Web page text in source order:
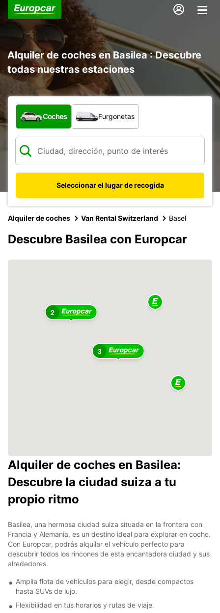
Alquiler de coches en Basilea : Descubre
todas nuestras estaciones
¿Qué tipo de vehículo?
Coches Furgonetas
Seleccionar el lugar de recogida
Alquiler de coches Van Rental Switzerland Basel
Descubre Basilea con Europcar
3
2
Alquiler de coches en Basilea:
Descubre la ciudad suiza a tu
propio ritmo
Basilea, una hermosa ciudad suiza situada en la frontera con
Francia y Alemania, es un destino ideal para explorar en coche.
Con Europcar, podrás alquilar el vehículo perfecto para
descubrir todos los rincones de esta encantadora ciudad y sus
alrededores.
Amplia flota de vehículos para elegir, desde compactos
hasta SUVs de lujo.
Flexibilidad en tus horarios y rutas de viaje.